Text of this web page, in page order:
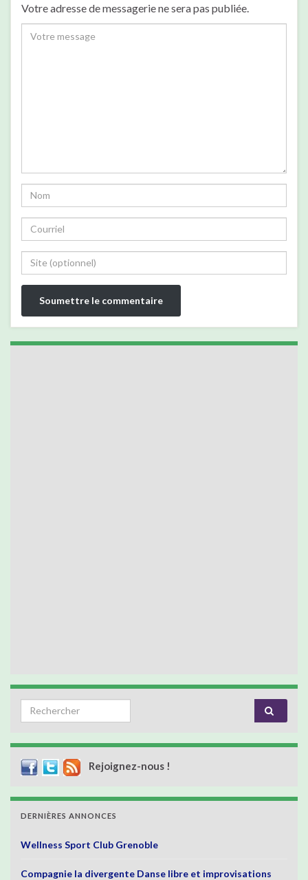
Votre adresse de messagerie ne sera pas publiée.
Search for:
Rejoignez-nous !
DERNIÈRES ANNONCES
Wellness Sport Club Grenoble
Compagnie la divergente Danse libre et improvisations